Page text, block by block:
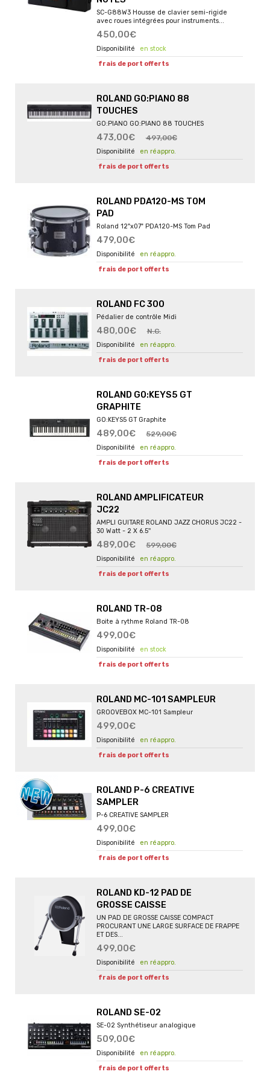
SC-G88W3 Housse de clavier semi-rigide
avec roues intégrées pour instruments...
450,00€
en stock
frais de port offerts
ROLAND GO:PIANO 88
TOUCHES
GO:PIANO GO:PIANO 88 TOUCHES
473,00€ 497,00€
en réappro.
frais de port offerts
ROLAND PDA120-MS TOM
PAD
Roland 12"x07" PDA120-MS Tom Pad
479,00€
en réappro.
frais de port offerts
ROLAND FC 300
Pédalier de contrôle Midi
480,00€ N.C.
en réappro.
frais de port offerts
ROLAND GO:KEYS5 GT
GRAPHITE
GO:KEYS5 GT Graphite
489,00€ 529,00€
en réappro.
frais de port offerts
ROLAND AMPLIFICATEUR
JC22
AMPLI GUITARE ROLAND JAZZ CHORUS JC22 -
30 Watt - 2 X 6.5''
489,00€ 599,00€
en réappro.
frais de port offerts
ROLAND TR-08
Boite à rythme Roland TR-08
499,00€
en stock
frais de port offerts
ROLAND MC-101 SAMPLEUR
GROOVEBOX MC-101 Sampleur
499,00€
en réappro.
frais de port offerts
ROLAND P-6 CREATIVE
SAMPLER
P-6 CREATIVE SAMPLER
499,00€
en réappro.
frais de port offerts
ROLAND KD-12 PAD DE
GROSSE CAISSE
UN PAD DE GROSSE CAISSE COMPACT
PROCURANT UNE LARGE SURFACE DE FRAPPE
ET DES...
499,00€
en réappro.
frais de port offerts
ROLAND SE-02
SE-02 Synthétiseur analogique
509,00€
en réappro.
frais de port offerts